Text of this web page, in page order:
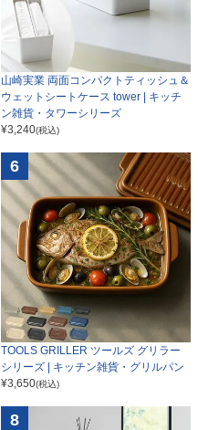
山崎実業 両面コンパクトティッシュ＆
ウェットシートケース tower | キッチ
ン雑貨・タワーシリーズ
¥3,240(税込)
6
TOOLS GRILLER ツールズ グリラー
シリーズ | キッチン雑貨・グリルパン
¥3,650(税込)
8